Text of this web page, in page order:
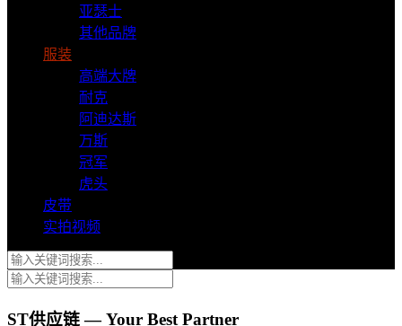
亚瑟士
其他品牌
服装
高端大牌
耐克
阿迪达斯
万斯
冠军
虎头
皮带
实拍视频
ST供应链 — Your Best Partner